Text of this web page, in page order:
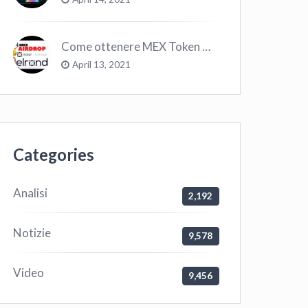
Come ottenere MEX Token GRATIS su Elrond ?
April 13, 2021
Categories
Analisi 2,192
Notizie 9,578
Video 9,456